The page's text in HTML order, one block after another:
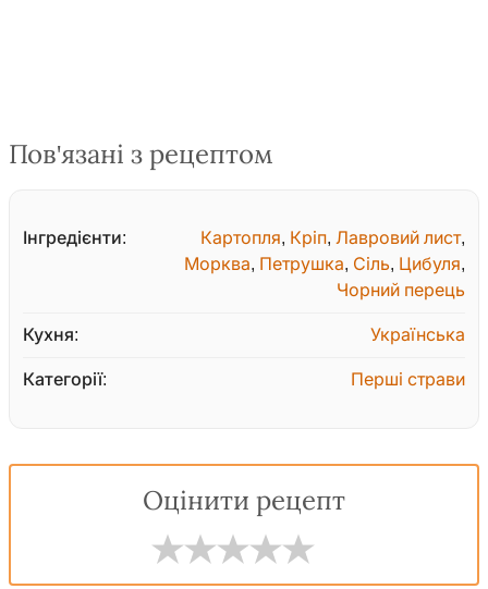
Пов'язані з рецептом
Інгредієнти: Картопля, Кріп, Лавровий лист,
Морква, Петрушка, Сіль, Цибуля,
Чорний перець
Кухня: Українська
Категорії: Перші страви
Оцінити рецепт